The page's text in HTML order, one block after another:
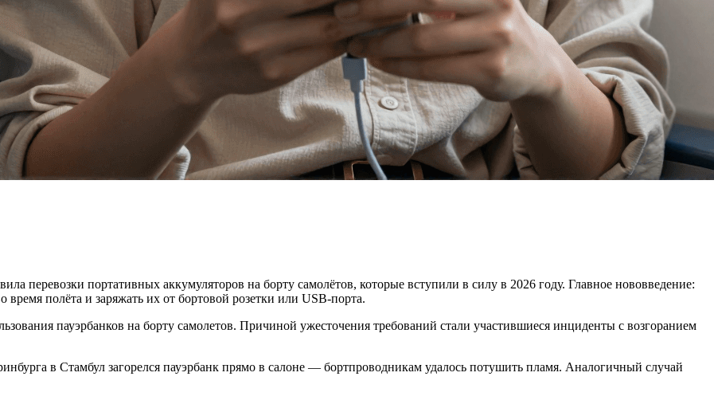
перевозки портативных аккумуляторов на борту самолётов, которые вступили в силу в 2026 году. Главное нововведение:
время полёта и заряжать их от бортовой розетки или USB-порта.
пауэрбанков на борту самолетов. Причиной ужесточения требований стали участившиеся инциденты с возгоранием
в Стамбул загорелся пауэрбанк прямо в салоне — бортпроводникам удалось потушить пламя. Аналогичный случай